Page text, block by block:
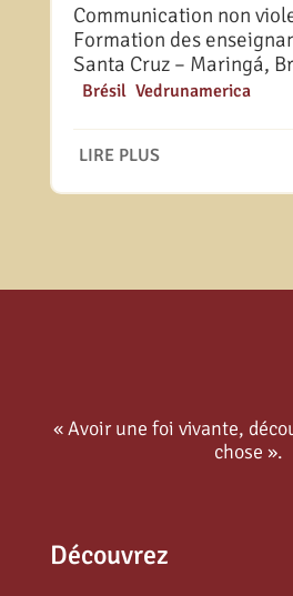
Communication non
Formation des
Santa Cruz – Maringá,
Brésil, Vedrunamerica
LIRE PLUS
« Avoir une foi vivante,
chose ».
Découvrez